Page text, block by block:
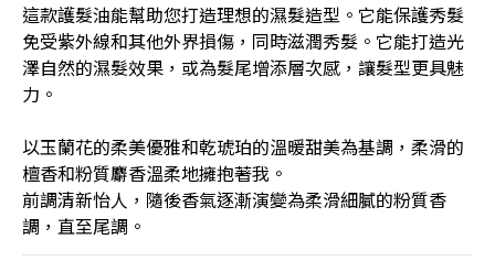
這款護髮油能幫助您打造理想的濕髮造型。它能保護秀髮
免受紫外線和其他外界損傷，同時滋潤秀髮。它能打造光
澤自然的濕髮效果，或為髮尾增添層次感，讓髮型更具魅
力。
以玉蘭花的柔美優雅和乾琥珀的溫暖甜美為基調，柔滑的
檀香和粉質麝香溫柔地擁抱著我。
前調清新怡人，隨後香氣逐漸演變為柔滑細膩的粉質香
調，直至尾調。